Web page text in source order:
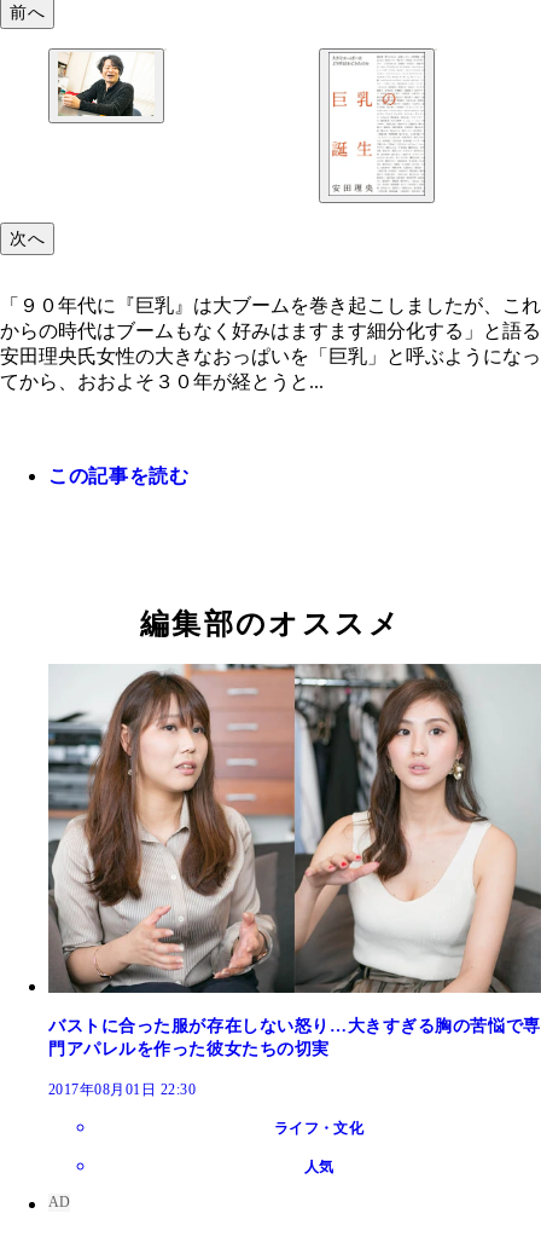
「９０年代に『巨乳』は大ブームを巻き起こしま
が、これからの時代はブームもなく好みはますま
化する」と語る安田理央氏
前へ
次へ
「９０年代に『巨乳』は大ブームを巻き起こしましたが、これ
からの時代はブームもなく好みはますます細分化する」と語る
安田理央氏女性の大きなおっぱいを「巨乳」と呼ぶようになっ
てから、おおよそ３０年が経とうと...
この記事を読む
編集部のオススメ
バストに合った服が存在しない怒り…大きすぎる胸の苦悩で専
門アパレルを作った彼女たちの切実
2017年08月01日 22:30
ライフ・文化
人気